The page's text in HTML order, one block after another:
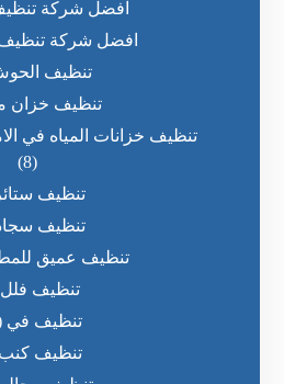
افضل شركة
افضل شركة
تنظيف
تنظيف خزان
تنظيف خزانات المياه في الامارات :
(8)
تنظيف ستائر
تنظيف
تنظيف عميق
تنظيف فلل
تنظيف في
تنظيف كنب